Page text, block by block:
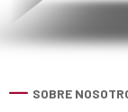
SOBRE